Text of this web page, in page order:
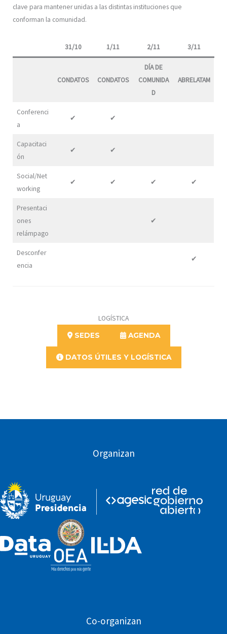
clave para mantener unidas a las distintas instituciones que
conforman la comunidad.
31/10 1/11 2/11 3/11
CONDATOS CONDATOS
DÍA DE
COMUNIDA
D
ABRELATAM
Conferenci
a
✔ ✔
Capacitaci
ón
✔ ✔
Social/Net
working
✔ ✔ ✔ ✔
Presentaci
ones
relámpago
✔
Desconfer
encia
✔
LOGÍSTICA
SEDES AGENDA
DATOS ÚTILES Y LOGÍSTICA
Organizan
Co-organizan